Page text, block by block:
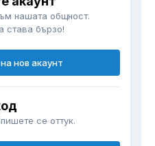
нашата общност.
става бързо!
нов акаунт
се оттук.